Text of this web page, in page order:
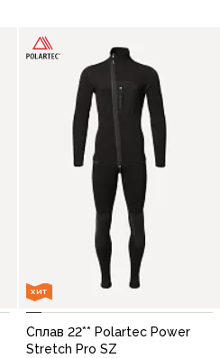
ХИТ
Сплав 22** Polartec Power
Stretch Pro SZ